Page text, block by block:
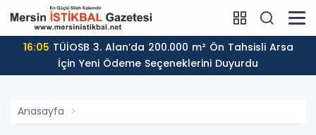
16:05
İçin Yeni Ödeme Seçeneklerini Duyurdu
Anasayfa